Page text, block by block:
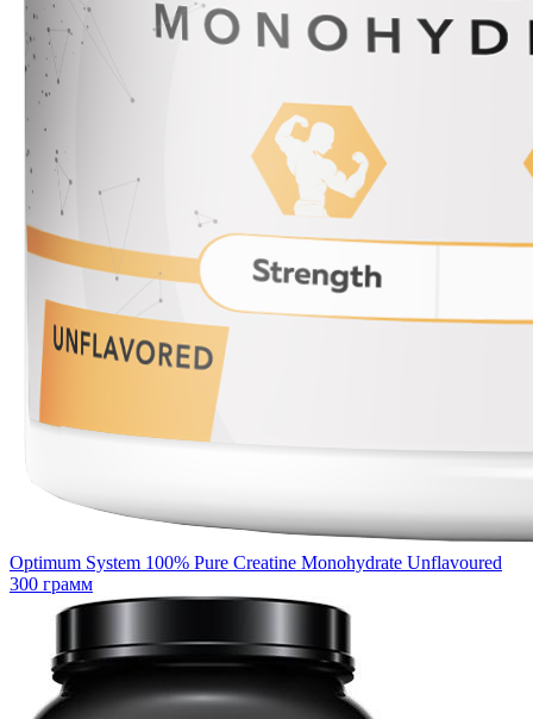
Optimum System 100% Pure Creatine Monohydrate Unflavoured
300 грамм